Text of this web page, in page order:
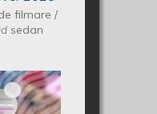
filmare/
sedan
KIM